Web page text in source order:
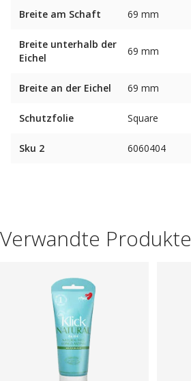
Breite am Schaft 69 mm
Breite unterhalb der
Eichel
69 mm
Breite an der Eichel 69 mm
Schutzfolie Square
Sku 2 6060404
Verwandte Produkte